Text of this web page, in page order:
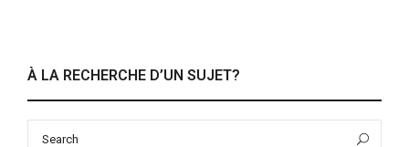
À LA RECHERCHE D’UN SUJET?